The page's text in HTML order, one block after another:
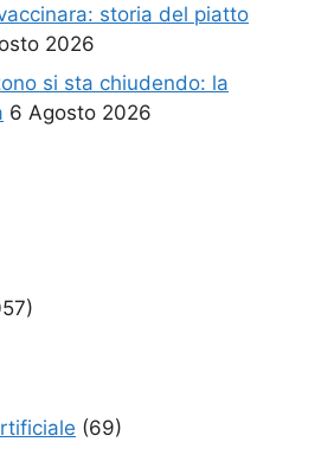
storia del piatto
2026
si sta chiudendo: la
6 Agosto 2026
(69)